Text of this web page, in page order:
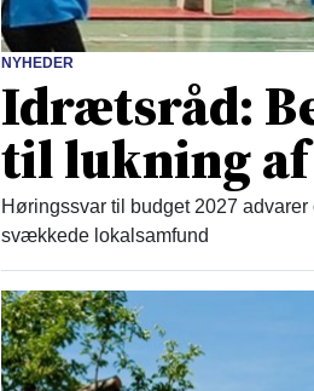
NYHEDER
Idrætsråd:
til lukning
Høringssvar til budget 2027
svækkede lokalsamfund